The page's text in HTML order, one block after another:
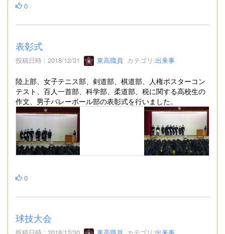
0
表彰式
投稿日時 : 2018/12/31 東高職員 カテゴリ:出来事
陸上部、女子テニス部、剣道部、棋道部、人権ポスターコン
テスト、百人一首部、科学部、柔道部、税に関する高校生の
作文、男子バレーボール部の表彰式を行いました。
0
球技大会